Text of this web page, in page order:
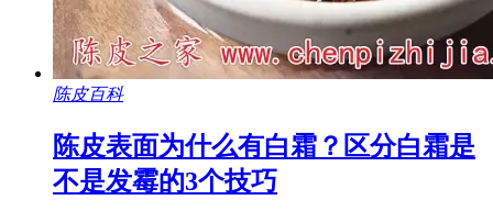
陈皮百科
陈皮表面为什么有白霜？区分白霜是
不是发霉的3个技巧